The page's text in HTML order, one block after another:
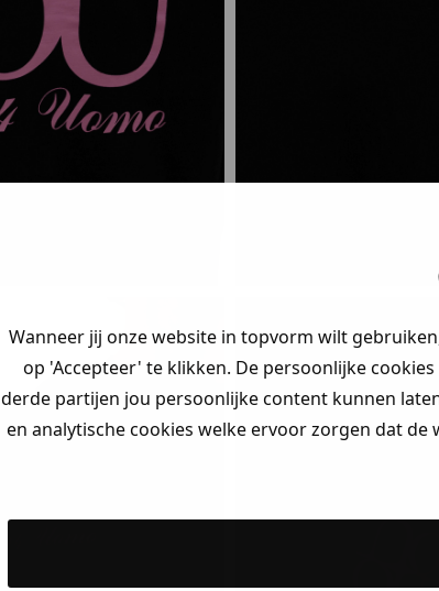
Wanneer jij onze website in topvorm wilt
op 'Accepteer' te klikken. De persoonlijke
derde partijen jou persoonlijke content kunnen
en analytische cookies welke ervoor zorgen dat